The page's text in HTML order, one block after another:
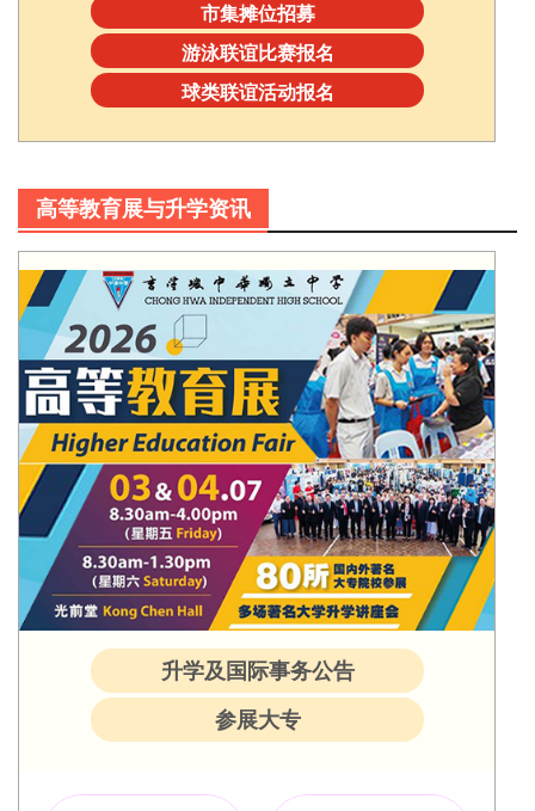
市集摊位招募
游泳联谊比赛报名
球类联谊活动报名
高等教育展与升学资讯
升学及国际事务公告
参展大专